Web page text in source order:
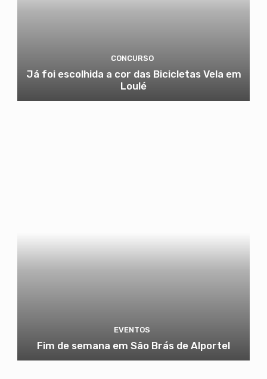
CONCURSO
Já foi escolhida a cor das Bicicletas Vela em
Loulé
EVENTOS
Fim de semana em São Brás de Alportel